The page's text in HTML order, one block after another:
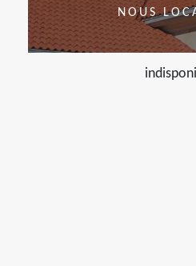
NOUS